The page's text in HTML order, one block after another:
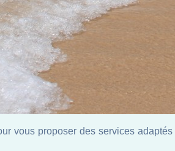
vous proposer des services adaptés